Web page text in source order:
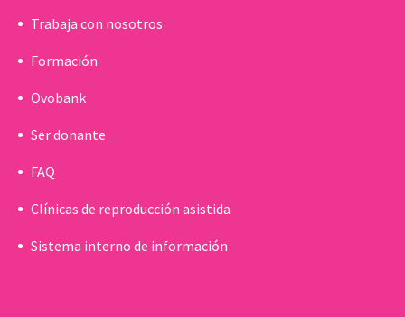
Trabaja con nosotros
Formación
Ovobank
Ser donante
FAQ
Clínicas de reproducción asistida
Sistema interno de información